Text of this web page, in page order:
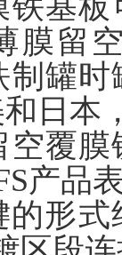
基
膜留
制罐
日本
空覆
产品
形